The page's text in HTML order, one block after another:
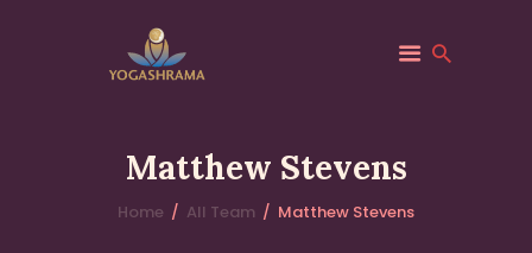
Matthew Stevens
Home All Team Matthew Stevens
DOLNÍ ČERMNÉ
meditace a duchovní praxe v tradici GorakhNatha. Pobytové